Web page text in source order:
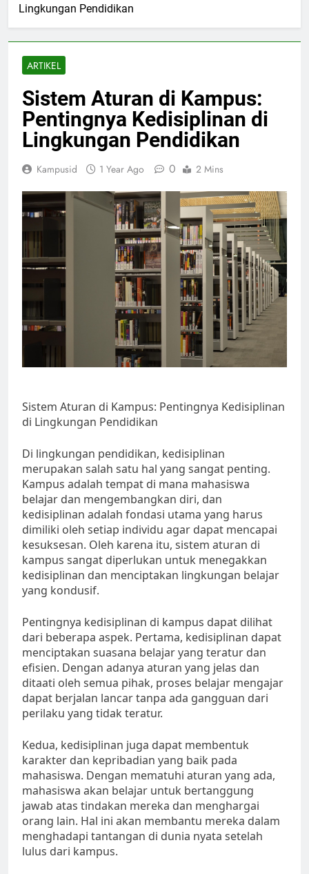
Lingkungan Pendidikan
ARTIKEL
Sistem Aturan di Kampus:
Pentingnya Kedisiplinan di
Lingkungan Pendidikan
Kampusid 1 Year Ago 0 2 Mins
Sistem Aturan di Kampus: Pentingnya Kedisiplinan
di Lingkungan Pendidikan
Di lingkungan pendidikan, kedisiplinan
merupakan salah satu hal yang sangat penting.
Kampus adalah tempat di mana mahasiswa
belajar dan mengembangkan diri, dan
kedisiplinan adalah fondasi utama yang harus
dimiliki oleh setiap individu agar dapat mencapai
kesuksesan. Oleh karena itu, sistem aturan di
kampus sangat diperlukan untuk menegakkan
kedisiplinan dan menciptakan lingkungan belajar
yang kondusif.
Pentingnya kedisiplinan di kampus dapat dilihat
dari beberapa aspek. Pertama, kedisiplinan dapat
menciptakan suasana belajar yang teratur dan
efisien. Dengan adanya aturan yang jelas dan
ditaati oleh semua pihak, proses belajar mengajar
dapat berjalan lancar tanpa ada gangguan dari
perilaku yang tidak teratur.
Kedua, kedisiplinan juga dapat membentuk
karakter dan kepribadian yang baik pada
mahasiswa. Dengan mematuhi aturan yang ada,
mahasiswa akan belajar untuk bertanggung
jawab atas tindakan mereka dan menghargai
orang lain. Hal ini akan membantu mereka dalam
menghadapi tantangan di dunia nyata setelah
lulus dari kampus.